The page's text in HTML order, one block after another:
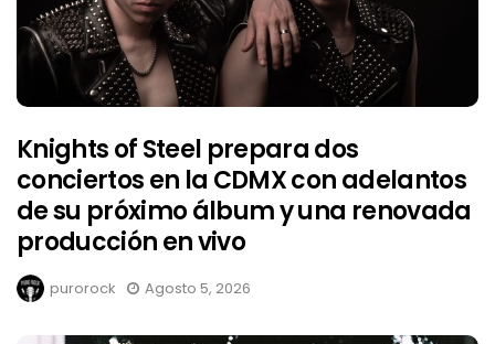
Knights of Steel prepara dos
conciertos en la CDMX con adelantos
de su próximo álbum y una renovada
producción en vivo
purorock Agosto 5, 2026